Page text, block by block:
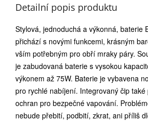
Detailní popis produktu
Stylová, jednoduchá a výkonná, baterie
přichází s novými funkcemi, krásným
vším potřebným pro obří mraky páry.
je zabudovaná baterie s vysokou
výkonem až 75W. Baterie je vybavena
pro rychlé nabíjení. Integrovaný čip také
ochran pro bezpečné vapování.
nebude přebití, podbití, zkrat, ani příliš